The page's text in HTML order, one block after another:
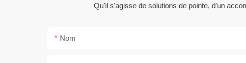
Qu'il s'agisse de solutions de pointe, d'un
Nom